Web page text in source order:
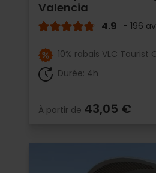
Valencia
4.9 - 196
10% rabais VLC Tourist
Durée: 4h
À partir de 43,05 €